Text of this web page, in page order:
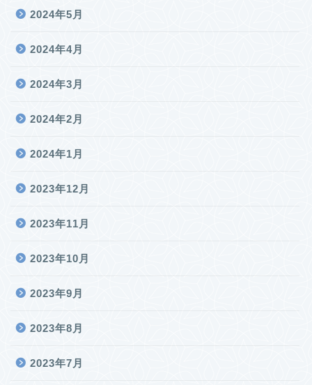
2024年5月
2024年4月
2024年3月
2024年2月
2024年1月
2023年12月
2023年11月
2023年10月
2023年9月
2023年8月
2023年7月